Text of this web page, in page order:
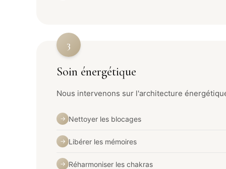
3
Soin énergétique
Nous intervenons sur l'architecture
→ Nettoyer les blocages
→ Libérer les mémoires
→ Réharmoniser les chakras